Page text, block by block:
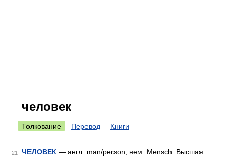
человек
Толкование Перевод Книги
21 ЧЕЛОВЕК — англ. man/person; нем. Mensch. Высшая